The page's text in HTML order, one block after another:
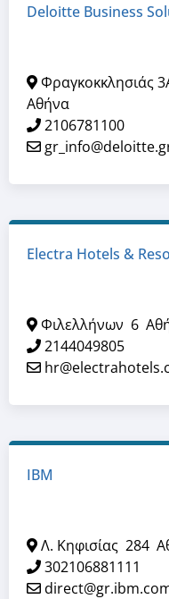
Deloitte Business
Φραγκοκκλησιάς
Αθήνα
2106781100
Electra Hotels &
Φιλελλήνων 6
2144049805
ΙΒΜ
Λ. Κηφισίας 284
302106881111